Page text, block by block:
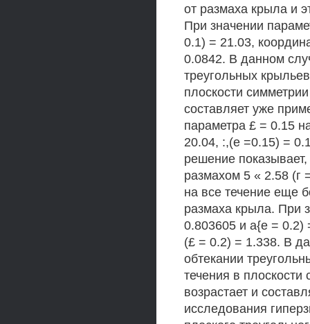
от размаха крыла и
При значении
0.1) = 21.03,
0.0842. В данном
треугольных
плоскости
составляет уже
параметра £ = 0.15
20.04, :,(е =0.15) =
решение
размахом 5 « 2.58 (г
на все течение еще
размаха крыла. При
0.803605 и а{е = 0.2)
(£ = 0.2) = 1.338. В
обтекании
течения в
возрастает и
исследования